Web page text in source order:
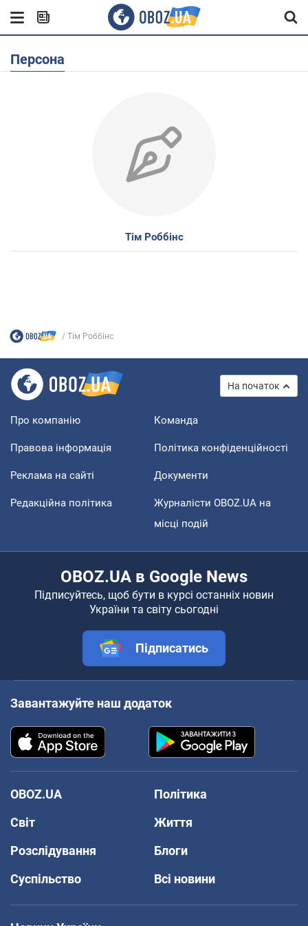
Персона
Тім Роббінс
Тім Роббінс
На початок
Про компанію Команда
Правова інформація Політика конфіденційності
Реклама на сайті Документи
Редакційна політика
Журналісти OBOZ.UA на
місці подій
OBOZ.UA в Google News
Підписуйтесь, щоб бути в курсі останніх новин
України та світу сьогодні
Підписатись
Завантажуйте наш додаток
OBOZ.UA
Політика
Світ
Життя
Розслідування
Блоги
Суспільство
Всі новини